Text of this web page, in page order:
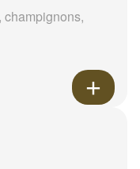
champignons,